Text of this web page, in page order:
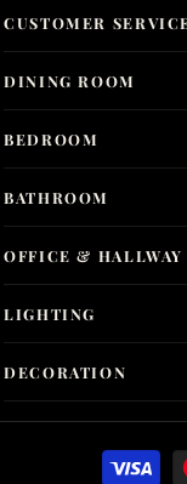
DINING ROOM
BEDROOM
BATHROOM
OFFICE & HALLWAY
LIGHTING
DECORATION
CUSTOMER